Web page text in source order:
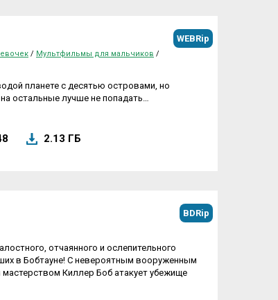
WEBRip
/ Мультфильмы для мальчиков /
планете с десятью островами, но
остальные лучше не попадать…
2.13 ГБ
BDRip
отчаянного и ослепительного
в Бобтауне! С невероятным вооруженным
Киллер Боб атакует убежище